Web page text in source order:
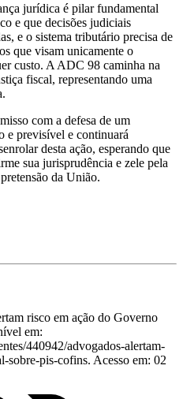
jurídica é pilar fundamental
e que decisões judiciais
e o sistema tributário precisa de
que visam unicamente o
custo. A ADC 98 caminha na
fiscal, representando uma
com a defesa de um
e previsível e continuará
desta ação, esperando que
sua jurisprudência e zele pela
da União.
risco em ação do Governo
em:
440942/advogados-alertam-
sobre-pis-cofins. Acesso em: 02